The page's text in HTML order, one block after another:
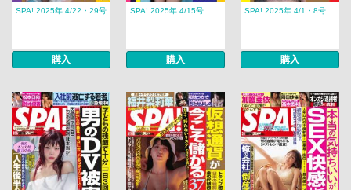
SPA! 2025年 4/22・29号
購入
SPA! 2025年 4/15号
購入
SPA! 2025年 4/1・8号
購入